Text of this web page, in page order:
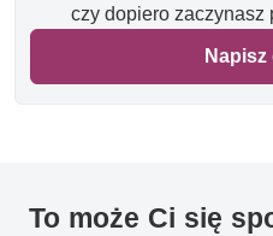
czy dopiero zaczynasz
Napisz
To może Ci się